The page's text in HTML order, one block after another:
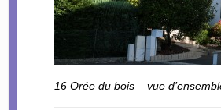
16 Orée du bois – vue